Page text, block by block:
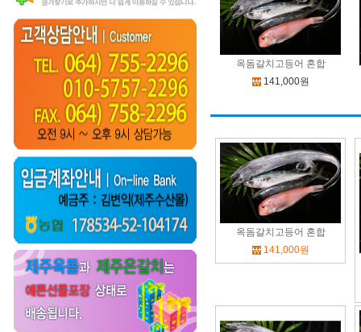
옥돔갈치고등어 혼합
141,000원
옥돔갈치고등어 혼합
141,000원